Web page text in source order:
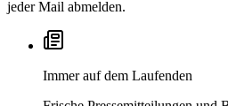
jeder Mail abmelden.
Immer auf dem Laufenden